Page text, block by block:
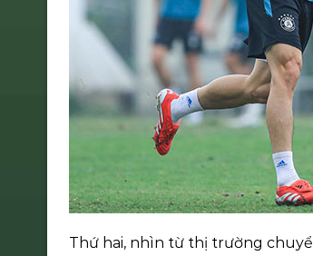
Thứ hai, nhìn từ thị trường